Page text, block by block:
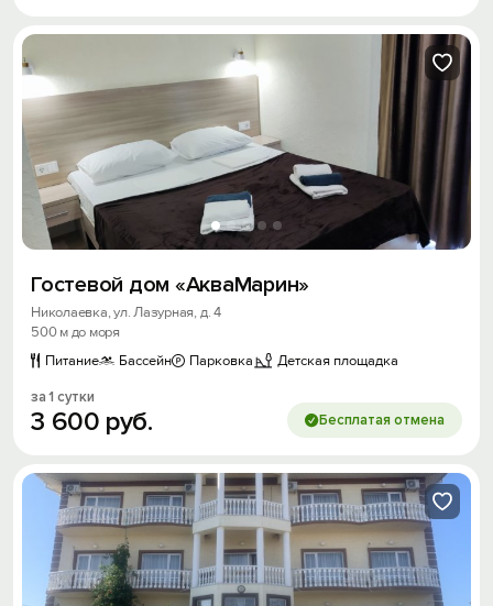
Гостевой дом «АкваМарин»
Николаевка, ул. Лазурная, д. 4
500 м до моря
Питание
Бассейн Парковка Детская площадка
за 1 сутки
3 600 руб. Бесплатая отмена